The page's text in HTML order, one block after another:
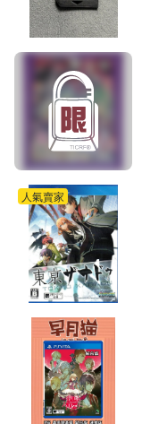
人氣賣家